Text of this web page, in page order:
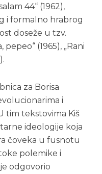
44“ (1962),
i formalno hrabrog
doseže u tzv.
(1965), „Rani
za Borisa
i
tim tekstovima Kiš
ideologije koja
čoveka u fusnotu
polemike i
odgovorio